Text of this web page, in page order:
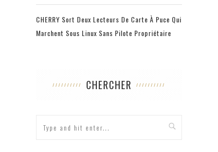
CHERRY Sort Deux Lecteurs De Carte À Puce Qui
Marchent Sous Linux Sans Pilote Propriétaire
CHERCHER